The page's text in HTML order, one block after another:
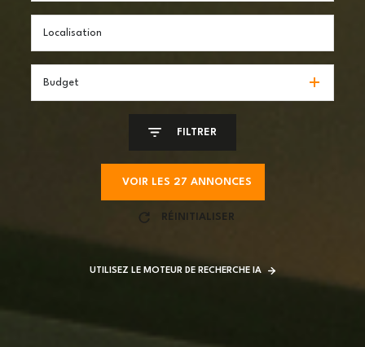
Budget
FILTRER
VOIR LES 27 ANNONCES
RÉINITIALISER
UTILISEZ LE MOTEUR DE RECHERCHE IA